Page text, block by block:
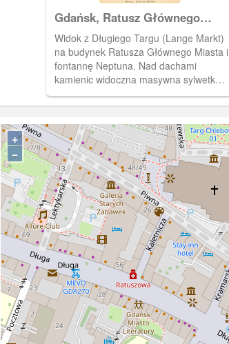
Gdańsk, Ratusz Głównego
Miasta
Widok z Długiego Targu (Lange Markt)
na budynek Ratusza Głównego Miasta i
fontannę Neptuna. Nad dachami
kamienic widoczna masywna sylwetka
Kościoła Mariackiego. Fotografia
pochodzi z albumu "Danzig und
+
−